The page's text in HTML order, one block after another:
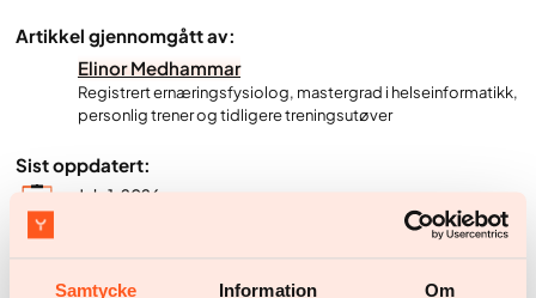
Samtycke Information Om
Artikkel gjennomgått av:
Elinor Medhammar
Registrert ernæringsfysiolog, mastergrad i helseinformatikk,
personlig trener og tidligere treningsutøver
Sist oppdatert:
July 1, 2026